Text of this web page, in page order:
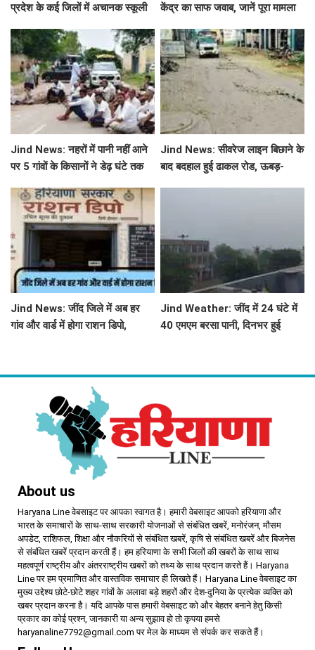
प्रदेश के कई जिलों में अचानक स्कूली
सटीक जानकारी
केंद्र का साफ जवाब, जानें पूरा मामला
Jind News: नहरों में पानी नहीं आने
पर 5 गांवों के किसानों ने डेढ़ घंटे तक
Jind News: सीवरेज लाइन बिछाने के
बाद बदहाल हुई ढाकल रोड, ऊबड़-
Jind News: जींद जिले में अब हर
गांव और वार्ड में होगा राशन डिपो,
Jind Weather: जींद में 24 घंटे में
40 एमएम बरसा पानी, दिनभर हुई
About us
Haryana Line वेबसाइट पर आपका स्वागत है। हमारी वेबसाइट आपको हरियाणा और
भारत के समाचारों के साथ-साथ सरकारी योजनाओं से संबंधित खबरें, मनोरंजन, मौसम
अपडेट, राशिफल, शिक्षा और नौकरियों से संबंधित खबरें, कृषि से संबंधित खबरें और बिजनेस
से संबंधित खबरें प्रदान करती हैं। हम हरियाणा के सभी जिलों की खबरों के साथ साथ
महत्वपूर्ण राष्ट्रीय और अंतरराष्ट्रीय खबरों को तथ्य के साथ प्रदान करते हैं। Haryana
Line पर हम प्रमाणित और वास्तविक समाचार ही लिखते हैं। Haryana Line वेबसाइट का
मुख्य उद्देश्य छोटे-छोटे शहर गांवों के अलावा बड़े शहरों और देश-दुनिया के प्रत्येक व्यक्ति को
खबर प्रदान करना है। यदि आपके पास हमारी वेबसाइट को और बेहतर बनाने हेतु किसी
प्रकार का कोई प्रश्न, जानकारी या अन्य सुझाव हो तो कृपया हमसे
haryanaline7792@gmail.com पर मेल के माध्यम से संपर्क कर सकते हैं।